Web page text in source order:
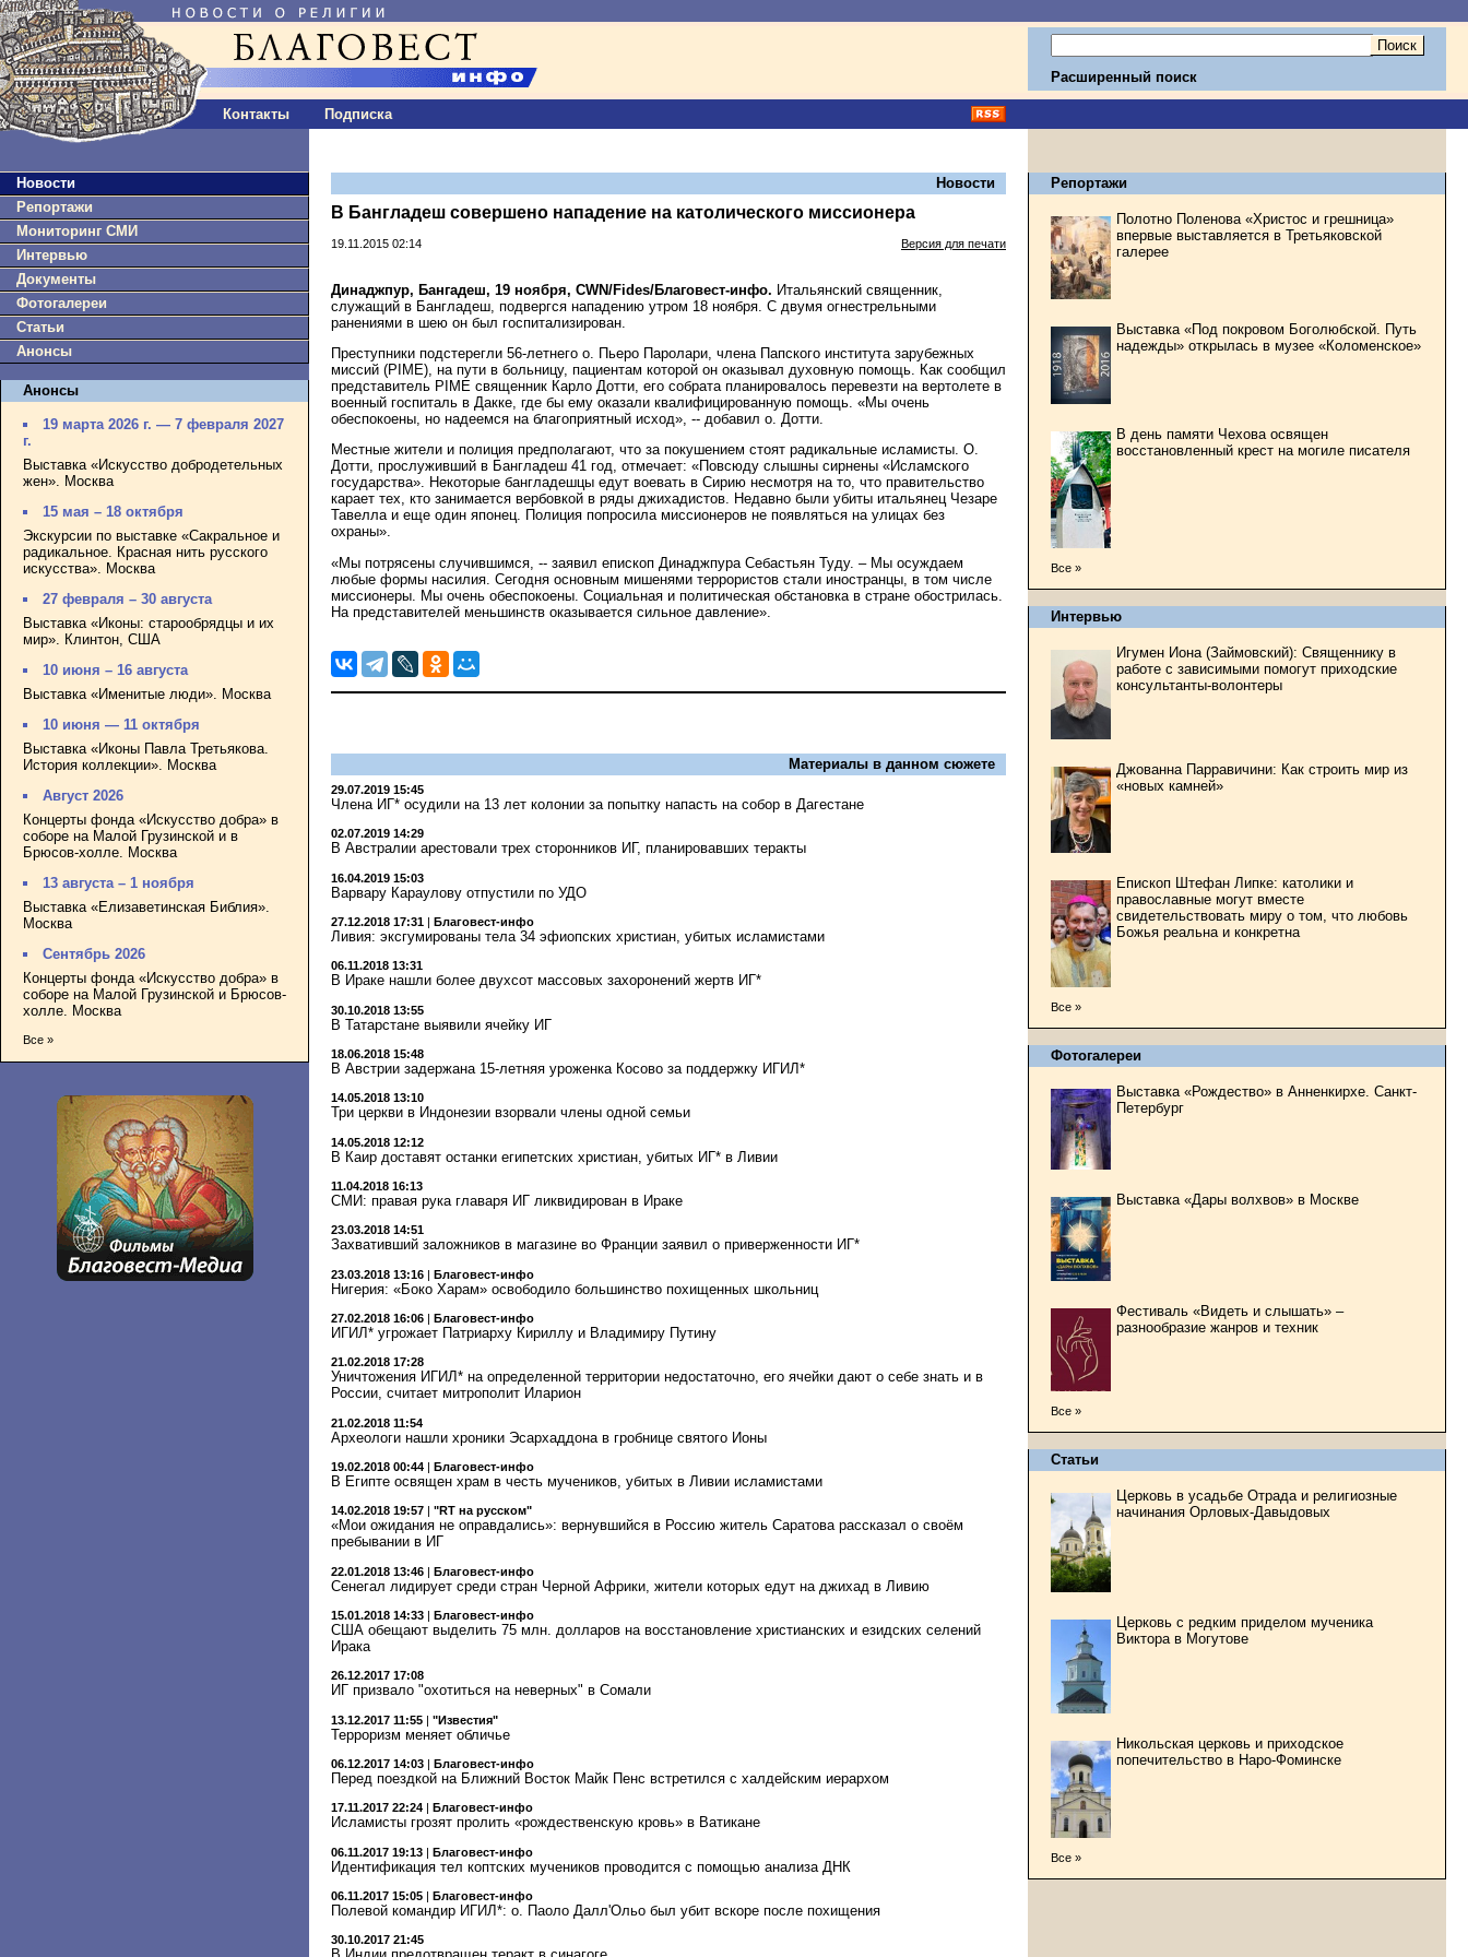
Контакты Подписка
Расширенный поиск
Новости
Репортажи
Мониторинг СМИ
Интервью
Документы
Фотогалереи
Статьи
Анонсы
Анонсы
19 марта 2026 г. — 7 февраля 2027
г.
Выставка «Искусство добродетельных
жен». Москва
15 мая – 18 октября
Экскурсии по выставке «Сакральное и
радикальное. Красная нить русского
искусства». Москва
27 февраля – 30 августа
Выставка «Иконы: старообрядцы и их
мир». Клинтон, США
10 июня – 16 августа
Выставка «Именитые люди». Москва
10 июня — 11 октября
Выставка «Иконы Павла Третьякова.
История коллекции». Москва
Август 2026
Концерты фонда «Искусство добра» в
соборе на Малой Грузинской и в
Брюсов-холле. Москва
13 августа – 1 ноября
Выставка «Елизаветинская Библия».
Москва
Сентябрь 2026
Концерты фонда «Искусство добра» в
соборе на Малой Грузинской и Брюсов-
холле. Москва
Все »
Новости
В Бангладеш совершено нападение на католического миссионера
19.11.2015 02:14 Версия для печати
Динаджпур, Бангадеш, 19 ноября, CWN/Fides/Благовест-инфо. Итальянский священник,
служащий в Бангладеш, подвергся нападению утром 18 ноября. С двумя огнестрельными
ранениями в шею он был госпитализирован.
Преступники подстерегли 56-летнего о. Пьеро Паролари, члена Папского института зарубежных
миссий (PIME), на пути в больницу, пациентам которой он оказывал духовную помощь. Как сообщил
представитель PIME священник Карло Дотти, его собрата планировалось перевезти на вертолете в
военный госпиталь в Дакке, где бы ему оказали квалифицированную помощь. «Мы очень
обеспокоены, но надеемся на благоприятный исход», -- добавил о. Дотти.
Местные жители и полиция предполагают, что за покушением стоят радикальные исламисты. О.
Дотти, прослуживший в Бангладеш 41 год, отмечает: «Повсюду слышны сирнены «Исламского
государства». Некоторые бангладешцы едут воевать в Сирию несмотря на то, что правительство
карает тех, кто занимается вербовкой в ряды джихадистов. Недавно были убиты итальянец Чезаре
Тавелла и еще один японец. Полиция попросила миссионеров не появляться на улицах без
охраны».
«Мы потрясены случившимся, -- заявил епископ Динаджпура Себастьян Туду. – Мы осуждаем
любые формы насилия. Сегодня основным мишенями террористов стали иностранцы, в том числе
миссионеры. Мы очень обеспокоены. Социальная и политическая обстановка в стране обострилась.
На представителей меньшинств оказывается сильное давление».
Материалы в данном сюжете
29.07.2019 15:45
Члена ИГ* осудили на 13 лет колонии за попытку напасть на собор в Дагестане
02.07.2019 14:29
В Австралии арестовали трех сторонников ИГ, планировавших теракты
16.04.2019 15:03
Варвару Караулову отпустили по УДО
27.12.2018 17:31 | Благовест-инфо
Ливия: эксгумированы тела 34 эфиопских христиан, убитых исламистами
06.11.2018 13:31
В Ираке нашли более двухсот массовых захоронений жертв ИГ*
30.10.2018 13:55
В Татарстане выявили ячейку ИГ
18.06.2018 15:48
В Австрии задержана 15-летняя уроженка Косово за поддержку ИГИЛ*
14.05.2018 13:10
Три церкви в Индонезии взорвали члены одной семьи
14.05.2018 12:12
В Каир доставят останки египетских христиан, убитых ИГ* в Ливии
11.04.2018 16:13
СМИ: правая рука главаря ИГ ликвидирован в Ираке
23.03.2018 14:51
Захвативший заложников в магазине во Франции заявил о приверженности ИГ*
23.03.2018 13:16 | Благовест-инфо
Нигерия: «Боко Харам» освободило большинство похищенных школьниц
27.02.2018 16:06 | Благовест-инфо
ИГИЛ* угрожает Патриарху Кириллу и Владимиру Путину
21.02.2018 17:28
Уничтожения ИГИЛ* на определенной территории недостаточно, его ячейки дают о себе знать и в
России, считает митрополит Иларион
21.02.2018 11:54
Археологи нашли хроники Эсархаддона в гробнице святого Ионы
19.02.2018 00:44 | Благовест-инфо
В Египте освящен храм в честь мучеников, убитых в Ливии исламистами
14.02.2018 19:57 "RT на русском"
«Мои ожидания не оправдались»: вернувшийся в Россию житель Саратова рассказал о своём
пребывании в ИГ
22.01.2018 13:46 | Благовест-инфо
Сенегал лидирует среди стран Черной Африки, жители которых едут на джихад в Ливию
15.01.2018 14:33 | Благовест-инфо
США обещают выделить 75 млн. долларов на восстановление христианских и езидских селений
Ирака
26.12.2017 17:08
ИГ призвало "охотиться на неверных" в Сомали
13.12.2017 11:55 | "Известия"
Терроризм меняет обличье
06.12.2017 14:03 | Благовест-инфо
Перед поездкой на Ближний Восток Майк Пенс встретился с халдейским иерархом
17.11.2017 22:24 | Благовест-инфо
Исламисты грозят пролить «рождественскую кровь» в Ватикане
06.11.2017 19:13 | Благовест-инфо
Идентификация тел коптских мучеников проводится с помощью анализа ДНК
06.11.2017 15:05 | Благовест-инфо
Полевой командир ИГИЛ*: о. Паоло Далл'Ольо был убит вскоре после похищения
30.10.2017 21:45
Репортажи
Полотно Поленова «Христос и грешница»
впервые выставляется в Третьяковской
галерее
Выставка «Под покровом Боголюбской. Путь
надежды» открылась в музее «Коломенское»
В день памяти Чехова освящен
восстановленный крест на могиле писателя
Все »
Интервью
Игумен Иона (Займовский): Священнику в
работе с зависимыми помогут приходские
консультанты-волонтеры
Джованна Парравичини: Как строить мир из
«новых камней»
Епископ Штефан Липке: католики и
православные могут вместе
свидетельствовать миру о том, что любовь
Божья реальна и конкретна
Все »
Фотогалереи
Выставка «Рождество» в Анненкирхе. Санкт-
Петербург
Выставка «Дары волхвов» в Москве
Фестиваль «Видеть и слышать» –
разнообразие жанров и техник
Все »
Статьи
Церковь в усадьбе Отрада и религиозные
начинания Орловых-Давыдовых
Церковь с редким приделом мученика
Виктора в Могутове
Никольская церковь и приходское
попечительство в Наро-Фоминске
Все »